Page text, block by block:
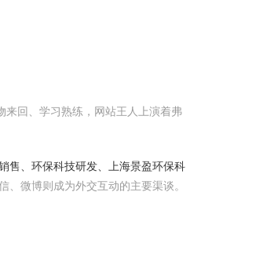
来回、学习熟练，网站王人上演着弗
售、环保科技研发、上海景盈环保科
、微博则成为外交互动的主要渠谈。